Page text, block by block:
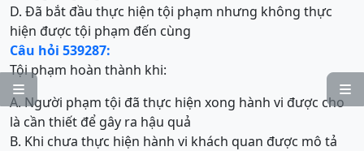


D. Đã bắt đầu thực hiện tội phạm nhưng không thực
hiện được tội phạm đến cùng
Câu hỏi 539287:
Tội phạm hoàn thành khi:
A. Người phạm tội đã thực hiện xong hành vi được cho
là cần thiết để gây ra hậu quả
B. Khi chưa thực hiện hành vi khách quan được mô tả